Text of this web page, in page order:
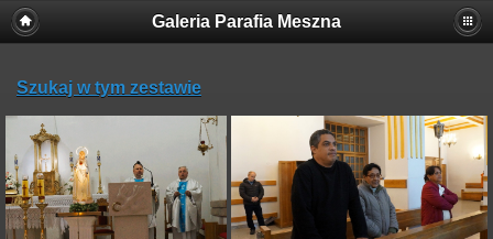
Galeria Parafia Meszna
Szukaj w tym zestawie